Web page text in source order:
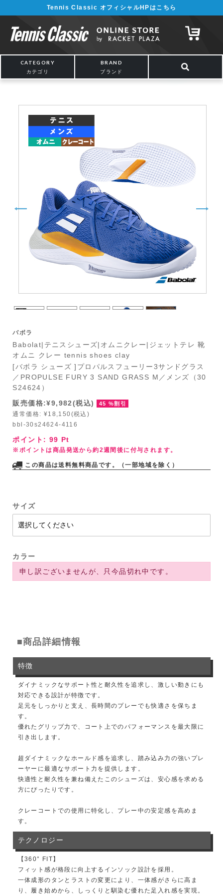
¥5,000以上の購入で送料無料!! 詳しくは こちら
Tennis Classic オフィシャルHPはこちら
CATEGORY
カテゴリ
BRAND
ブランド
バボラ
Babolat|テニスシューズ|オムニクレー|ジェットテレ 靴
オムニ クレー tennis shoes clay
[バボラ シューズ ]プロパルスフューリー3サンドグラス
／PROPULSE FURY 3 SAND GRASS M／メンズ（30
S24624）
販売価格:¥9,982(税込)
45 %割引
通常価格: ¥18,150(税込)
bbl-30s24624-4116
ポイント: 99 Pt
※ポイントは商品発送から約2週間後に付与されます。
この商品は送料無料商品です。（一部地域を除く）
サイズ
カラー
申し訳ございませんが、只今品切れ中です。
■商品詳細情報
特徴
ダイナミックなサポート性と耐久性を追求し、激しい動きにも
対応できる設計が特徴です。
足元をしっかりと支え、長時間のプレーでも快適さを保ちま
す。
優れたグリップ力で、コート上でのパフォーマンスを最大限に
引き出します。
超ダイナミックなホールド感を追求し、踏み込み力の強いプレ
ーヤーに最適なサポート力を提供します。
快適性と耐久性を兼ね備えたこのシューズは、安心感を求める
方にぴったりです。
クレーコートでの使用に特化し、プレー中の安定感を高めま
す。
テクノロジー
【360° FIT】
フィット感が格段に向上するインソック設計を採用。
一体成形のタンとラストの変更により、一体感がさらに高ま
り、履き始めから、しっくりと馴染む優れた足入れ感を実現。